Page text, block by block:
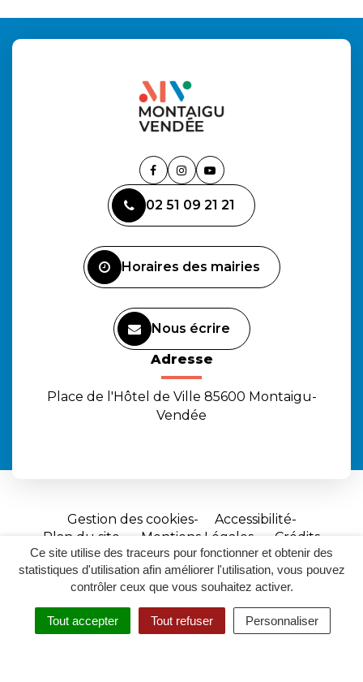
Ce site utilise des traceurs pour fonctionner et obtenir des
statistiques d'utilisation afin améliorer l'utilisation, vous pouvez
contrôler ceux que vous souhaitez activer.
Tout accepter Tout refuser Personnaliser
RECHERCHER
ACCESSIBILITÉ
Lien
le
compte
Lien
le
compte
Lien
la
chaîne
02 51 09 21 21
Horaires des mairies
Nous écrire
Adresse
Place de l'Hôtel de Ville 85600 Montaigu-
Vendée
Gestion des cookies
Accessibilité
Plan du site
Mentions Légales
Crédits
Site
réalisé
par
Inovagora